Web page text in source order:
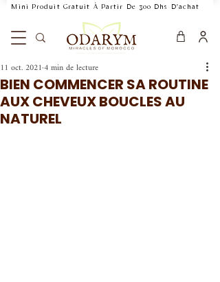
Mini Produit Gratuit À Partir De 300 Dhs D'achat
BIEN COMMENCER SA ROUTINE
AUX CHEVEUX BOUCLES AU
NATUREL
11 oct. 20214 min de lecture